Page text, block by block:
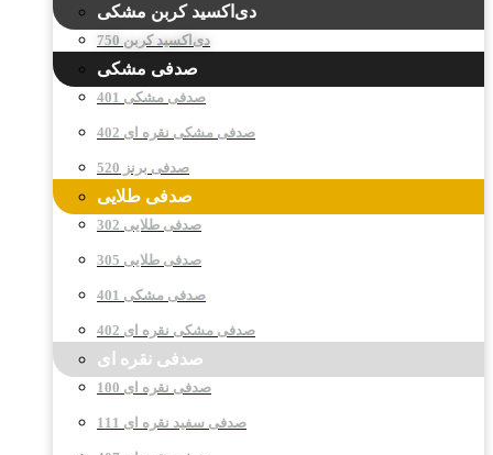
دی‌اکسید کربن مشکی
دی‌اکسید کربن 750
صدفی مشکی
صدفی مشکی 401
صدفی مشکی نقره ای 402
صدفی برنز 520
صدفی طلایی
صدفی طلایی 302
صدفی طلایی 305
صدفی مشکی 401
صدفی مشکی نقره ای 402
صدفی نقره ای
صدفی نقره ای 100
صدفی سفید نقره ای 111